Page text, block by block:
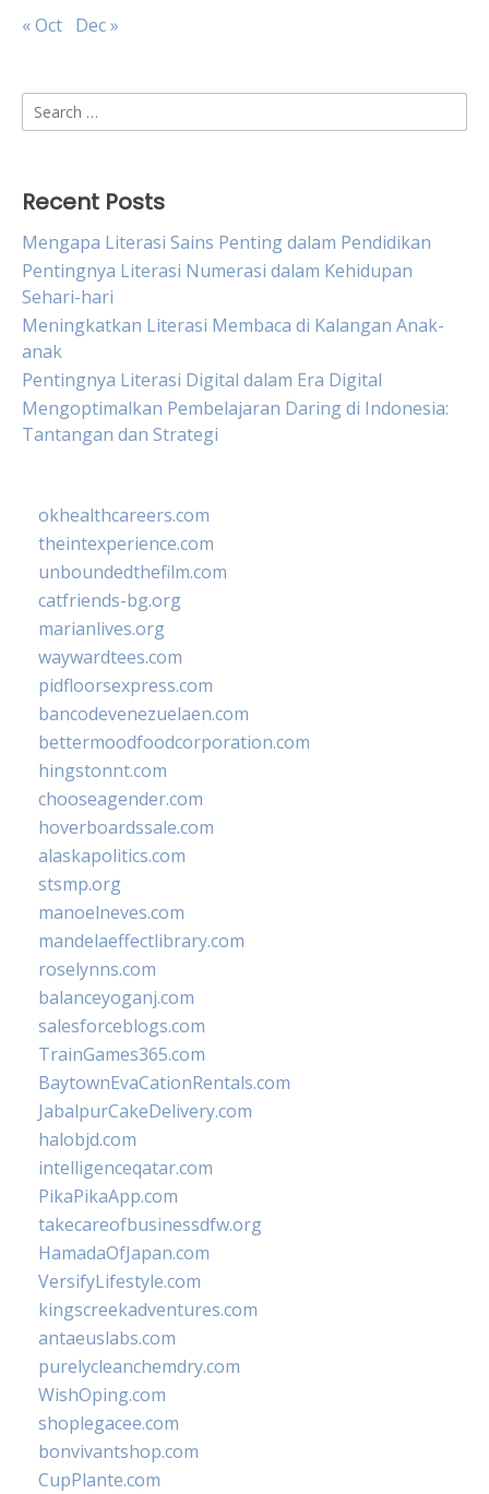
« Oct Dec »
Search
for:
Recent Posts
Mengapa Literasi Sains Penting dalam Pendidikan
Pentingnya Literasi Numerasi dalam Kehidupan
Sehari-hari
Meningkatkan Literasi Membaca di Kalangan Anak-
anak
Pentingnya Literasi Digital dalam Era Digital
Mengoptimalkan Pembelajaran Daring di Indonesia:
Tantangan dan Strategi
okhealthcareers.com
theintexperience.com
unboundedthefilm.com
catfriends-bg.org
marianlives.org
waywardtees.com
pidfloorsexpress.com
bancodevenezuelaen.com
bettermoodfoodcorporation.com
hingstonnt.com
chooseagender.com
hoverboardssale.com
alaskapolitics.com
stsmp.org
manoelneves.com
mandelaeffectlibrary.com
roselynns.com
balanceyoganj.com
salesforceblogs.com
TrainGames365.com
BaytownEvaCationRentals.com
JabalpurCakeDelivery.com
halobjd.com
intelligenceqatar.com
PikaPikaApp.com
takecareofbusinessdfw.org
HamadaOfJapan.com
VersifyLifestyle.com
kingscreekadventures.com
antaeuslabs.com
purelycleanchemdry.com
WishOping.com
shoplegacee.com
bonvivantshop.com
CupPlante.com